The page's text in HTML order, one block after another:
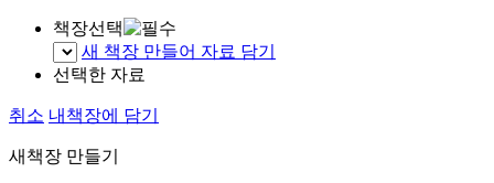
책장선택
새 책장 만들어 자료 담기
선택한 자료
취소 내책장에 담기
새책장 만들기